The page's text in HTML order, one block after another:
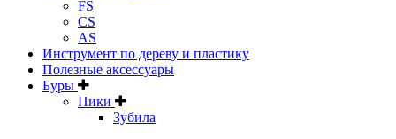
FS
CS
AS
Инструмент по дереву и пластику
Полезные аксессуары
Буры
Пики
Зубила